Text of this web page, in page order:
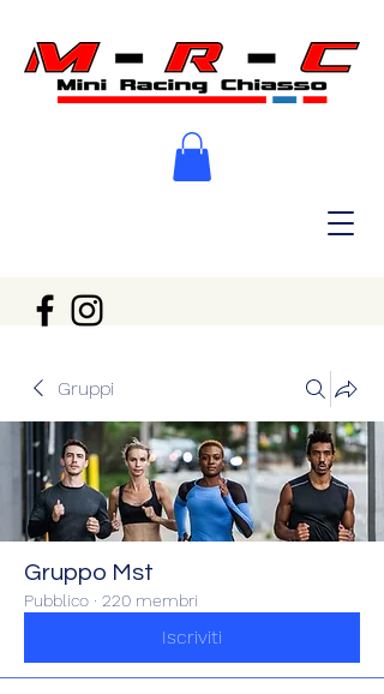
Gruppi
Gruppo Mst
Pubblico · 220 membri
Iscriviti